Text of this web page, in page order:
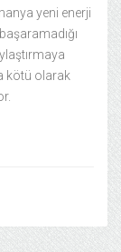
yeni enerji
kötü olarak